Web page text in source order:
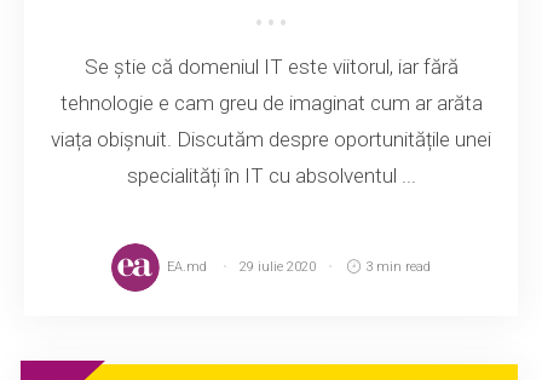
Se știe că domeniul IT este viitorul, iar fără
tehnologie e cam greu de imaginat cum ar arăta
viața obișnuit. Discutăm despre oportunitățile unei
specialități în IT cu absolventul ...
EA.md 29 iulie 2020 3 min read